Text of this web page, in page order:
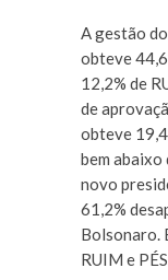
A gestão
obteve
12,2% de
de
obteve
bem
novo
61,2%
Bolsonaro.
RUIM e